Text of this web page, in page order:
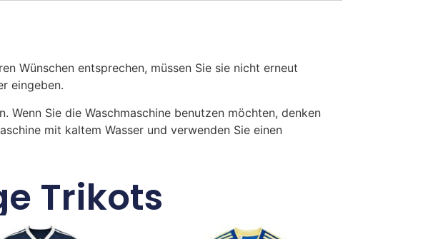
Wünschen entsprechen, müssen Sie sie nicht erneut
eingeben.
Sie die Waschmaschine benutzen möchten, denken
mit kaltem Wasser und verwenden Sie einen
Trikots